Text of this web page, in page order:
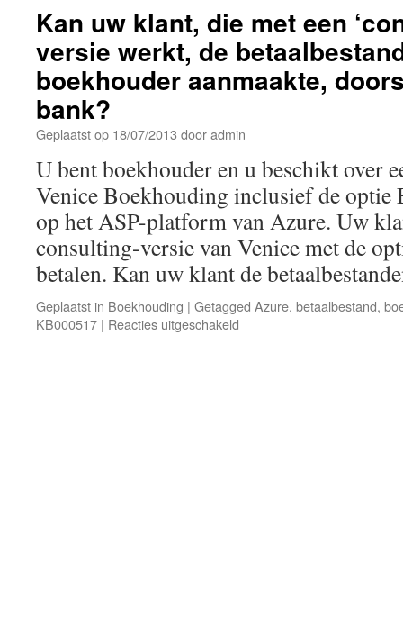
Kan uw klant, die met een
versie werkt, de
boekhouder aanmaakte,
bank?
Geplaatst op 18/07/2013 dooradmin
U bent boekhouder en u beschikt over
Venice Boekhouding inclusief de optie
op het ASP-platform van Azure. Uw
consulting-versie van Venice met de
betalen. Kan uw klant de
Geplaatst in Boekhouding | Getagged Azure, betaalbestand,
KB000517 | Reacties uitgeschakeld